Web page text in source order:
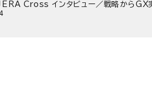
Cross インタビュー／戦略からGX